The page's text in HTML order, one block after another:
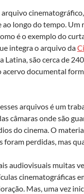
longo do tempo. Um
é o exemplo do
integra o arquivo da
Latina, são cerca de
acervo documental
arquivos é um
câmaras onde são
do cinema. O
foram perdidas, mas
audiovisuais muitas
cinematográficas
Mas, uma vez